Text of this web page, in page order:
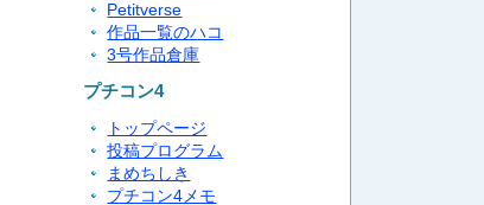
Petitverse
作品一覧のハコ
3号作品倉庫
プチコン4
トップページ
投稿プログラム
まめちしき
プチコン4メモ